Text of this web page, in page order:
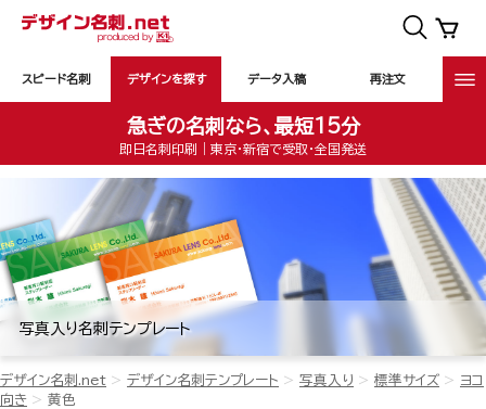
スピード名刺 デザインを探す データ入稿 再注文
急ぎの名刺なら、最短15分
即日名刺印刷｜東京・新宿で受取・全国発送
写真入り名刺テンプレート
デザイン名刺.net デザイン名刺テンプレート 写真入り 標準サイズ
ヨコ
向き
黄色